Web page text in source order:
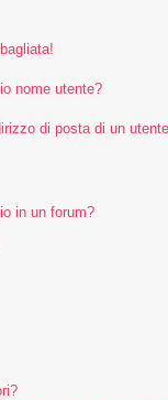
nome utente?
di posta di un
in un forum?